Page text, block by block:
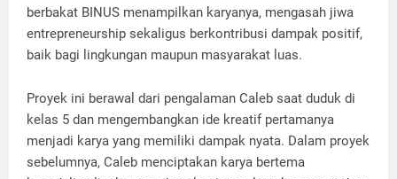
berbakat BINUS menampilkan karyanya, mengasah jiwa
entrepreneurship sekaligus berkontribusi dampak positif,
baik bagi lingkungan maupun masyarakat luas.
Proyek ini berawal dari pengalaman Caleb saat duduk di
kelas 5 dan mengembangkan ide kreatif pertamanya
menjadi karya yang memiliki dampak nyata. Dalam proyek
sebelumnya, Caleb menciptakan karya bertema